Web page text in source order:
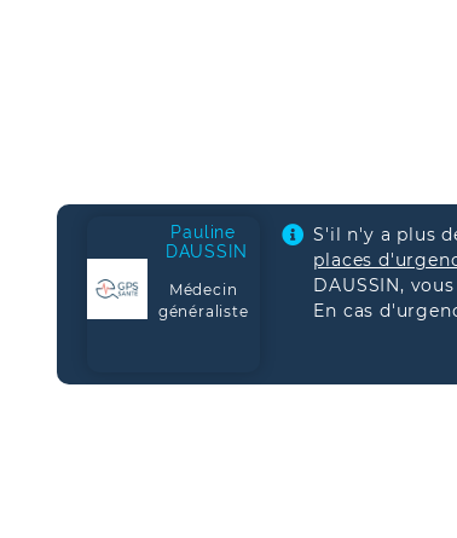
Pauline
DAUSSIN
Médecin
généraliste
S'il n'y a plus
places
DAUSSIN,
En cas